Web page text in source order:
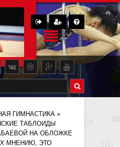
ГИМНАСТИКА »
ТАБЛОИДЫ
НА ОБЛОЖКЕ
МНЕНИЮ, ЭТО